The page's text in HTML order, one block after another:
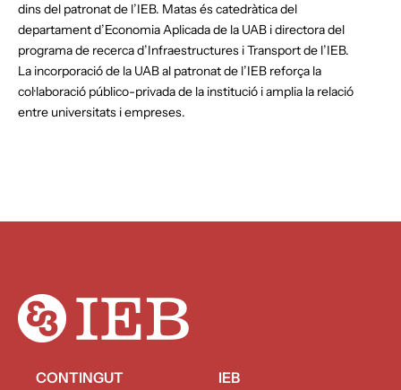
dins del patronat de l’IEB. Matas és catedràtica del
departament d’Economia Aplicada de la UAB i directora del
programa de recerca d’Infraestructures i Transport de l’IEB.
La incorporació de la UAB al patronat de l’IEB reforça la
col·laboració público-privada de la institució i amplia la relació
entre universitats i empreses.
CONTINGUT IEB